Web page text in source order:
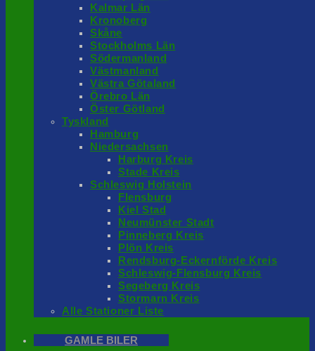
Kalmar Län
Kronoberg
Skåne
Stockholms Län
Södermanland
Västmanland
Västra Götaland
Örebro Län
Öster Götland
Tyskland
Hamburg
Niedersachsen
Harburg Kreis
Stade Kreis
Schleswig Holstein
Flensburg
Kiel Stad
Neumünster Stadt
Pinneberg Kreis
Plön Kreis
Rendsburg-Eckernförde Kreis
Schleswig-Flensburg Kreis
Segeberg Kreis
Stormarn Kreis
Alle Stationer Liste
GAMLE BILER